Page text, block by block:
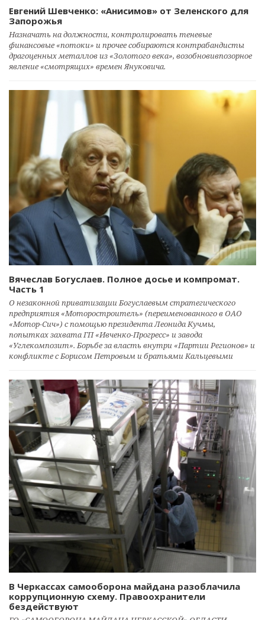
Евгений Шевченко: «Анисимов» от Зеленского для
Запорожья
Назначать на должности, контролировать теневые
финансовые «потоки» и прочее собираются контрабандисты
драгоценных металлов из «Золотого века», возобновивпозорное
явление «смотрящих» времен Януковича.
Вячеслав Богуслаев. Полное досье и компромат.
Часть 1
О незаконной приватизации Богуслаевым стратегического
предприятия «Моторостроитель» (переименованного в ОАО
«Мотор-Сич») с помощью президента Леонида Кучмы,
попытках захвата ГП «Ивченко-Прогресс» и завода
«Углекомпозит». Борьбе за власть внутри «Партии Регионов» и
конфликте с Борисом Петровым и братьями Кальцевыми
В Черкассах самооборона майдана разоблачила
коррупционную схему. Правоохранители
бездействуют